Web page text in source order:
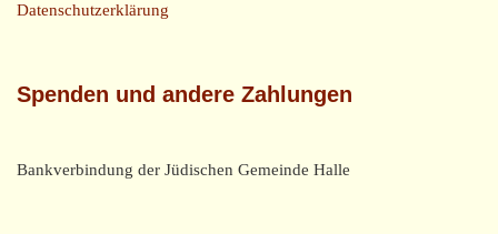
Datenschutzerklärung
Spenden und andere Zahlungen
Bankverbindung der Jüdischen Gemeinde Halle